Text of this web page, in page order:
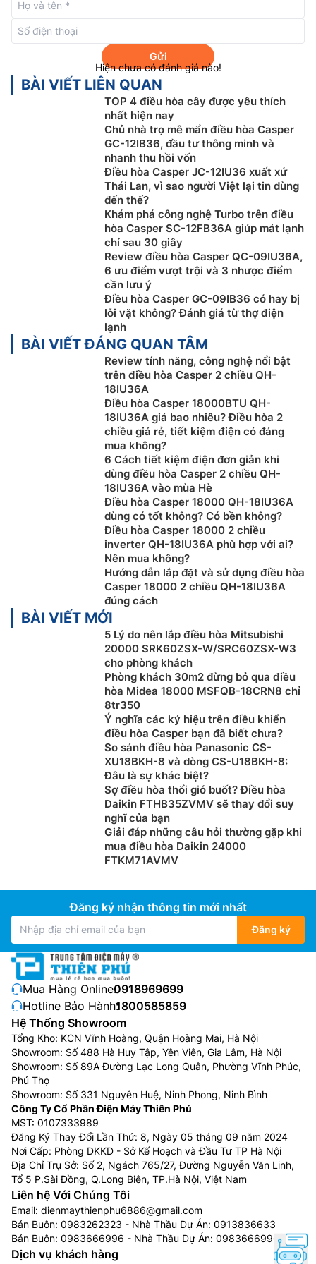
mức tối thiểu.
Bên cạnh đó, khi kích hoạt chế độ ISave trên điều
khiển từ xa cũng mang lại hiệu quả tiết kiệm điện tối
đa trong quá trình sử dụng. Khi được bật lên, thiết bị
tự động được đưa về các cài đặt sau:
Điều chỉnh mức nhiệt độ về 28 độ C
Cửa gió mở 90 độ hướng từ trên xuống
Tốc độ gió trung bình.
Tính năng khí mềm SilkAir
Tính năng SilkAir khuếch tán không khí mát nhẹ nhàng
qua hàng ngàn lỗ khí micropores siêu nhỏ giúp giảm
cảm giác lạnh buốt khi sử dụngđiều hòa Casper
QH-18IU36A, đồng thời tối ưu độ ồn
khi hoạt động. Khí mềm SilkAir đáp ứng được nhu cầu
sử dụng cho các gia đình đa thế hệ, đặc biệt với
những gia đình có người già và trẻ em cần ưu tiên sức
BabyCare – Khẽ nâng giấc bé
điều hòa Casper inverter 18000btu 2 chiềuQH-
18IU36A được tích hợp chế độ BabyCare tận dụng sự
hoạt động nhẹ nhàng của SilkAir, duy trì khả năng vận
hành êm ái và tạo luồng khí mát êm dịu, đưa trẻ nhỏ
vào giấc ngủ ngon và thức dậy sảng khoái.
Làm lạnh nhanh Turbo
Kích hoạt chế độ Turbo,
18IU36A sẽ hoạt động ở cấp độ thổi gió cao nhất
mang đến hiệu quả làm mát rất nhanh chỉ trong 30
giây giúp bạn tận hưởng ngay bầu không khí dễ chịu
mát mẻ.
Gửi
Hiện chưa có đánh giá nào!
BÀI VIẾT LIÊN QUAN
TOP 4 điều hòa cây được yêu thích
nhất hiện nay
Chủ nhà trọ mê mẩn điều hòa Casper
GC-12IB36, đầu tư thông minh và
nhanh thu hồi vốn
Điều hòa Casper JC-12IU36 xuất xứ
Thái Lan, vì sao người Việt lại tin dùng
đến thế?
Khám phá công nghệ Turbo trên điều
hòa Casper SC-12FB36A giúp mát lạnh
chỉ sau 30 giây
Review điều hòa Casper QC-09IU36A,
6 ưu điểm vượt trội và 3 nhược điểm
cần lưu ý
Điều hòa Casper GC-09IB36 có hay bị
lỗi vặt không? Đánh giá từ thợ điện
lạnh
BÀI VIẾT ĐÁNG QUAN TÂM
Review tính năng, công nghệ nổi bật
trên điều hòa Casper 2 chiều QH-
18IU36A
Điều hòa Casper 18000BTU QH-
18IU36A giá bao nhiêu? Điều hòa 2
chiều giá rẻ, tiết kiệm điện có đáng
mua không?
6 Cách tiết kiệm điện đơn giản khi
dùng điều hòa Casper 2 chiều QH-
18IU36A vào mùa Hè
Điều hòa Casper 18000 QH-18IU36A
dùng có tốt không? Có bền không?
Điều hòa Casper 18000 2 chiều
inverter QH-18IU36A phù hợp với ai?
Nên mua không?
Hướng dẫn lắp đặt và sử dụng điều hòa
Casper 18000 2 chiều QH-18IU36A
đúng cách
BÀI VIẾT MỚI
5 Lý do nên lắp điều hòa Mitsubishi
20000 SRK60ZSX-W/SRC60ZSX-W3
cho phòng khách
Phòng khách 30m2 đừng bỏ qua điều
hòa Midea 18000 MSFQB-18CRN8 chỉ
8tr350
Ý nghĩa các ký hiệu trên điều khiển
điều hòa Casper bạn đã biết chưa?
So sánh điều hòa Panasonic CS-
XU18BKH-8 và dòng CS-U18BKH-8:
Đâu là sự khác biệt?
Sợ điều hòa thổi gió buốt? Điều hòa
Daikin FTHB35ZVMV sẽ thay đổi suy
nghĩ của bạn
Giải đáp những câu hỏi thường gặp khi
mua điều hòa Daikin 24000
FTKM71AVMV
Đăng ký nhận thông tin mới nhất
Đăng ký
Mua Hàng Online:0918969699
Hotline Bảo Hành:1800585859
Hệ Thống Showroom
Tổng Kho: KCN Vĩnh Hoàng, Quận Hoàng Mai, Hà Nội
Showroom: Số 488 Hà Huy Tập, Yên Viên, Gia Lâm, Hà Nội
Showroom: Số 89A Đường Lạc Long Quân, Phường Vĩnh Phúc,
Phú Thọ
Showroom: Số 331 Nguyễn Huệ, Ninh Phong, Ninh Bình
Công Ty Cổ Phần Điện Máy Thiên Phú
MST: 0107333989
Đăng Ký Thay Đổi Lần Thứ: 8, Ngày 05 tháng 09 năm 2024
Nơi Cấp: Phòng DKKD - Sở Kế Hoạch và Đầu Tư TP Hà Nội
Địa Chỉ Trụ Sở: Số 2, Ngách 765/27, Đường Nguyễn Văn Linh,
Tổ 5 P.Sài Đồng, Q.Long Biên, TP.Hà Nội, Việt Nam
Liên hệ Với Chúng Tôi
Email: dienmaythienphu6886@gmail.com
Bán Buôn: 0983262323 - Nhà Thầu Dự Án: 0913836633
Bán Buôn: 0983666996 - Nhà Thầu Dự Án: 0983666996
Dịch vụ khách hàng